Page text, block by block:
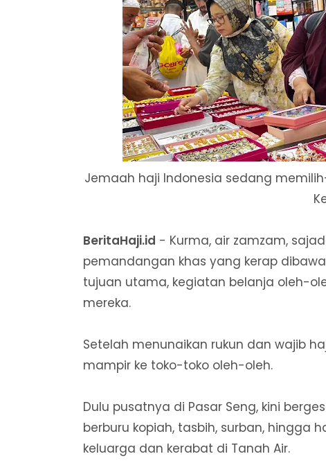
Jemaah haji Indonesia sedang
BeritaHaji.id - Kurma, air zamzam,
pemandangan khas yang kerap
tujuan utama, kegiatan belanja oleh-
mereka.
Setelah menunaikan rukun dan wajib
mampir ke toko-toko oleh-oleh.
Dulu pusatnya di Pasar Seng, kini
berburu kopiah, tasbih, surban, hingga
keluarga dan kerabat di Tanah Air.